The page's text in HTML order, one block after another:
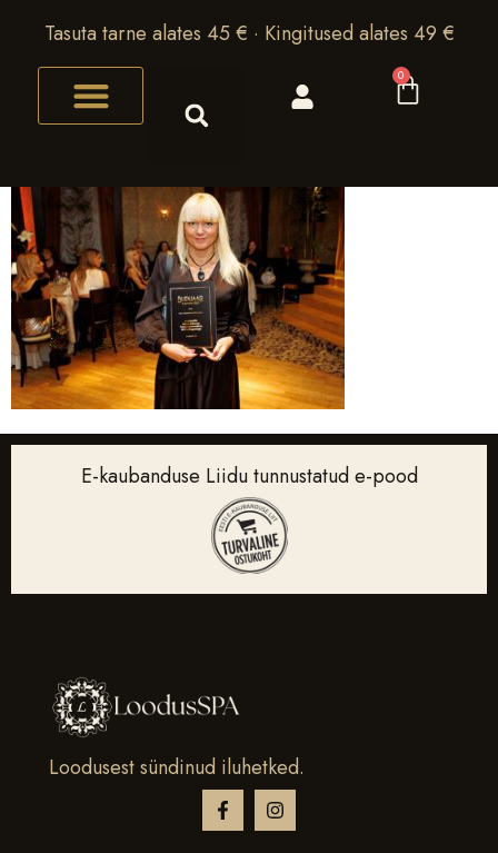
Tasuta tarne alates 45 € · Kingitused alates 49 €
0
E-kaubanduse Liidu tunnustatud e-pood
Loodusest sündinud iluhetked.